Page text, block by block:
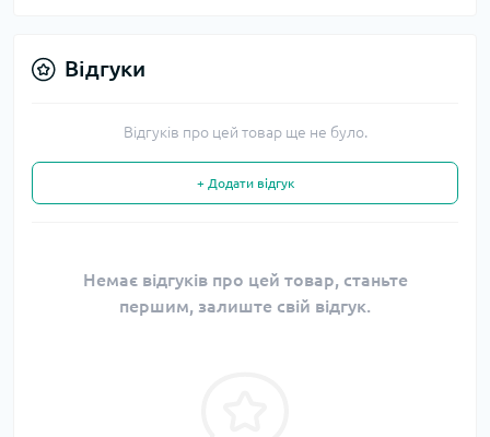
Відгуки
Відгуків про цей товар ще не було.
+ Додати відгук
Немає відгуків про цей товар, станьте
першим, залиште свій відгук.